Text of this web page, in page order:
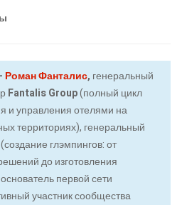
Роман Фанталис, генеральный
Fantalis Group(полный цикл
и управления отелями на
территориях), генеральный
глэмпингов: от
до изготовления
первой сети
участник сообщества